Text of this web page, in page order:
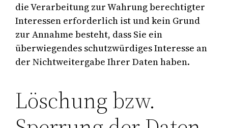
die Verarbeitung zur Wahrung berechtigter
Interessen erforderlich ist und kein Grund
zur Annahme besteht, dass Sie ein
überwiegendes schutzwürdiges Interesse an
der Nichtweitergabe Ihrer Daten haben.
Löschung bzw.